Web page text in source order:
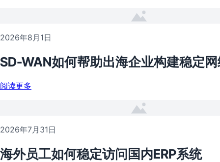
2026年8月1日
SD-WAN如何帮助出海企业构建稳定
阅读更多
2026年7月31日
海外员工如何稳定访问国内ERP系统